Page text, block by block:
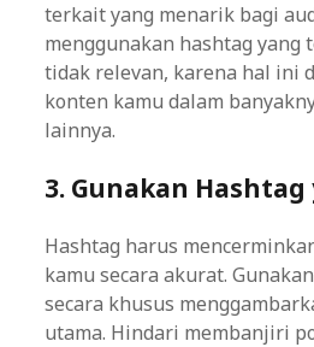
terkait yang menarik bagi
menggunakan hashtag yang
tidak relevan, karena hal ini
konten kamu dalam
lainnya.
3. Gunakan
Hashtag harus
kamu secara akurat.
secara khusus
utama. Hindari membanjiri